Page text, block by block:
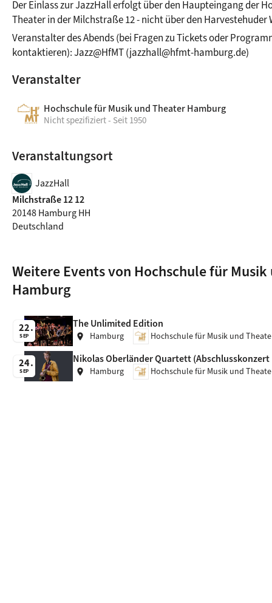
Veranstalter
Hochschule für Musik und Theater Hamburg
Nicht spezifiziert - Seit 1950
Veranstaltungsort
JazzHall
Milchstraße 12 12
20148 Hamburg HH
Deutschland
Der Einlass zur JazzHall erfolgt über den Haupteingang der
Theater in der Milchstraße 12 - nicht über den Harvestehuder
Veranstalter des Abends (bei Fragen zu Tickets oder
kontaktieren): Jazz@HfMT (jazzhall@hfmt-hamburg.de)
Weitere Events von Hochschule für
Hamburg
22
SEP
The Unlimited Edition
location_on Hamburg Hochschule für Musik und
24
SEP
Nikolas Oberländer Quartett (Abschlusskonzert
location_on Hamburg Hochschule für Musik und